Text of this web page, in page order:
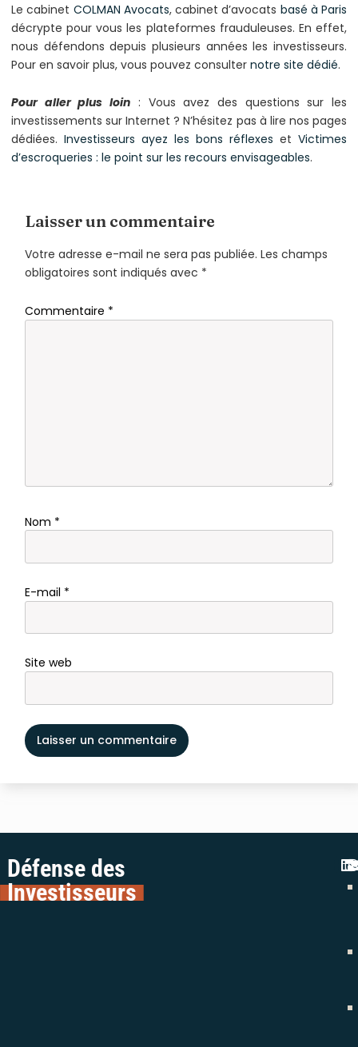
Le cabinet COLMAN Avocats, cabinet d’avocats basé à Paris
décrypte pour vous les plateformes frauduleuses. En effet,
nous défendons depuis plusieurs années les investisseurs.
Pour en savoir plus, vous pouvez consulter notre site dédié.
Pour aller plus loin : Vous avez des questions sur les
investissements sur Internet ? N’hésitez pas à lire nos pages
dédiées. Investisseurs ayez les bons réflexes et Victimes
d’escroqueries : le point sur les recours envisageables.
Laisser un commentaire
Votre adresse e-mail ne sera pas publiée. Les champs
obligatoires sont indiqués avec *
Commentaire *
Nom *
E-mail *
Site web
Défense des
Investisseurs